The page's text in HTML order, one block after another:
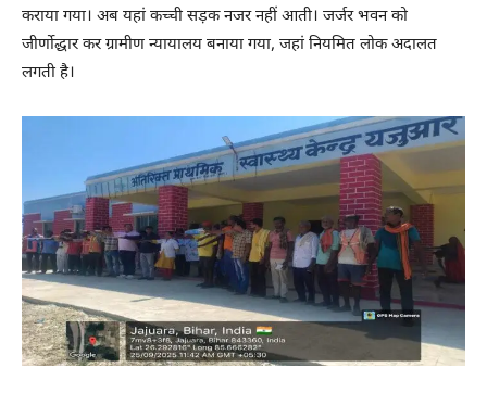
कराया गया। अब यहां कच्ची सड़क नजर नहीं आती। जर्जर भवन को
जीर्णोद्धार कर ग्रामीण न्यायालय बनाया गया, जहां नियमित लोक अदालत
लगती है।